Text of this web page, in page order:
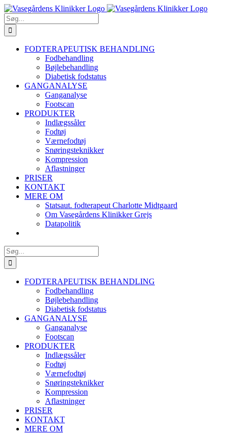
Skip
to
content
Facebook
YouTube
Instagram
E-
mail
Phone
Søg
efter:
FODTERAPEUTISK BEHANDLING
Fodbehandling
Bøjlebehandling
Diabetisk fodstatus
GANGANALYSE
Ganganalyse
Footscan
PRODUKTER
Indlægssåler
Fodtøj
Værnefodtøj
Snøringsteknikker
Kompression
Aflastninger
PRISER
KONTAKT
MERE OM
Statsaut. fodterapeut Charlotte Midtgaard
Om Vasegårdens Klinikker Grejs
Datapolitik
Søg
efter:
FODTERAPEUTISK BEHANDLING
Fodbehandling
Bøjlebehandling
Diabetisk fodstatus
GANGANALYSE
Ganganalyse
Footscan
PRODUKTER
Indlægssåler
Fodtøj
Værnefodtøj
Snøringsteknikker
Kompression
Aflastninger
PRISER
KONTAKT
MERE OM